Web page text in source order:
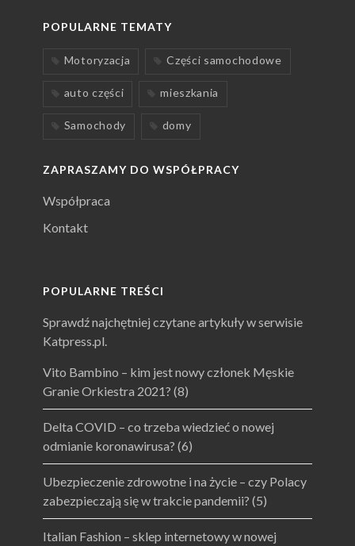
POPULARNE TEMATY
Motoryzacja Części samochodowe
auto części mieszkania
Samochody domy
ZAPRASZAMY DO WSPÓŁPRACY
Współpraca
Kontakt
POPULARNE TREŚCI
Sprawdź najchętniej czytane artykuły w serwisie
Katpress.pl.
Vito Bambino – kim jest nowy członek Męskie
Granie Orkiestra 2021? (8)
Delta COVID – co trzeba wiedzieć o nowej
odmianie koronawirusa? (6)
Ubezpieczenie zdrowotne i na życie – czy Polacy
zabezpieczają się w trakcie pandemii? (5)
Italian Fashion – sklep internetowy w nowej